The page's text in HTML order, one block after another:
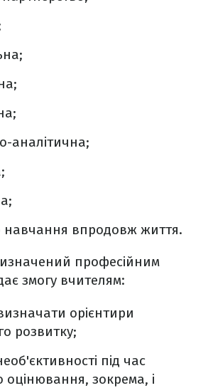
аналітична;
навчання впродовж життя.
професійним
змогу вчителям:
орієнтири
розвитку;
під час
оцінювання, зокрема, і